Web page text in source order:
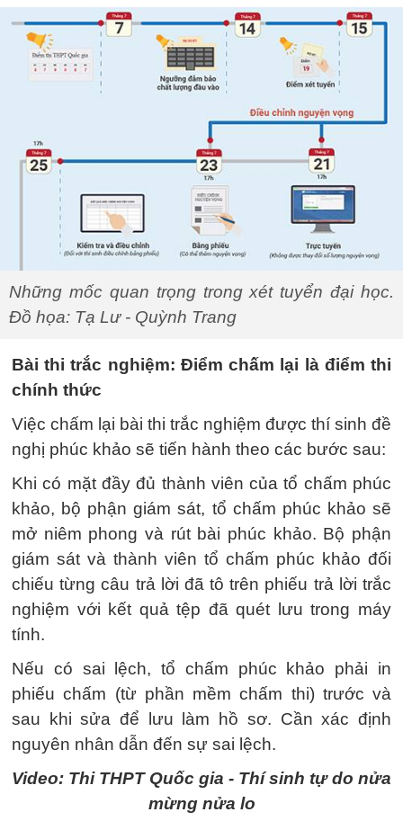
Những mốc quan trọng trong xét tuyển đại học.
Đồ họa: Tạ Lư - Quỳnh Trang
Bài thi trắc nghiệm: Điểm chấm lại là điểm thi
chính thức
Việc chấm lại bài thi trắc nghiệm được thí sinh đề
nghị phúc khảo sẽ tiến hành theo các bước sau:
Khi có mặt đầy đủ thành viên của tổ chấm phúc
khảo, bộ phận giám sát, tổ chấm phúc khảo sẽ
mở niêm phong và rút bài phúc khảo. Bộ phận
giám sát và thành viên tổ chấm phúc khảo đối
chiếu từng câu trả lời đã tô trên phiếu trả lời trắc
nghiệm với kết quả tệp đã quét lưu trong máy
tính.
Nếu có sai lệch, tổ chấm phúc khảo phải in
phiếu chấm (từ phần mềm chấm thi) trước và
sau khi sửa để lưu làm hồ sơ. Cần xác định
nguyên nhân dẫn đến sự sai lệch.
Video: Thi THPT Quốc gia - Thí sinh tự do nửa
mừng nửa lo